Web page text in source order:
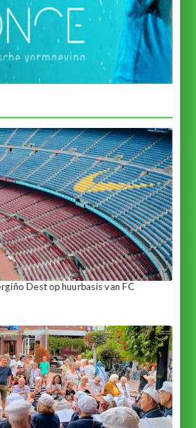
Dest op huurbasis van FC